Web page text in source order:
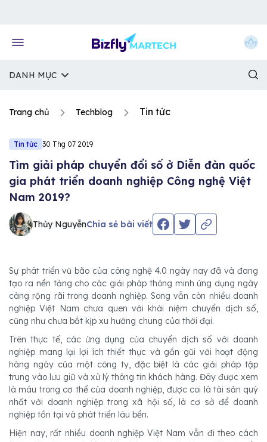
DANH MỤC
Trang chủ Techblog Tin tức
Tin tức 30 Thg 07 2019
Tìm giải pháp chuyển đổi số ở Diễn đàn quốc
gia phát triển doanh nghiệp Công nghệ Việt
Nam 2019?
Thủy NguyễnChia sẻ bài viết
Sự phát triển vũ bão của công nghệ 4.0 ngày nay đã và đang
tạo ra nền tảng cho các giải pháp thông minh ứng dụng ngày
càng rộng rãi trong doanh nghiệp. Song vẫn còn nhiều doanh
nghiệp Việt Nam chưa quen với khái niệm chuyển dịch số,
cũng như chưa bắt kịp xu hướng chung của thời đại.
Trên thực tế, các ứng dụng của chuyển dịch số với doanh
nghiệp mang lại lợi ích thiết thực và gần gũi với hoạt động
hàng ngày của một công ty, đặc biệt là các giải pháp tập
trung vào lưu giữ và xử lý thông tin khách hàng. Đây được xem
là máu trong cơ thể của doanh nghiệp, được coi là tài sản quý
nhất với doanh nghiệp trong xã hội số, là cơ sở để doanh
nghiệp tồn tại và phát triển lâu bền.
Hiện nay, rất nhiều doanh nghiệp Việt Nam vẫn đi theo cách